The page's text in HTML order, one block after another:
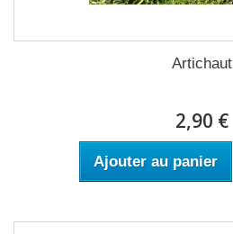
Artichaut
2,90 €
Ajouter au panier